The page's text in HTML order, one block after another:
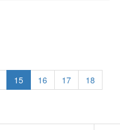
15 16 17
18